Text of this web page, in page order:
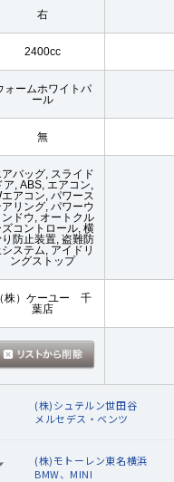
右
2400cc
ォームホワイトパ
ール
無
バッグ, スライド
ア, ABS, エアコン,
エアコン, パワース
リング, パワーウ
ンドウ, オートクル
ズコントロール, 横
防止装置, 盗難防
ステム, アイドリ
ングストップ
（株）ケーユー 千
葉店
(株)シュテルン世田谷
メルセデス・ベンツ
(株)モトーレン東名横浜
BMW、MINI